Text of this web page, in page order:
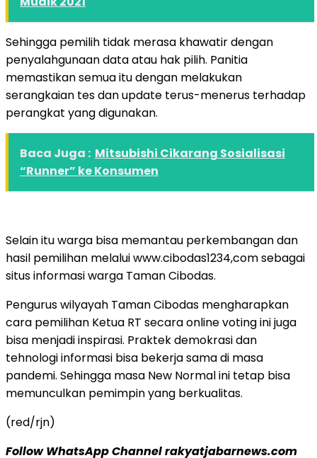
Sehingga pemilih tidak merasa khawatir dengan
penyalahgunaan data atau hak pilih. Panitia
memastikan semua itu dengan melakukan
serangkaian tes dan update terus-menerus terhadap
perangkat yang digunakan.
Baca Juga : Mitsubishi Cikarang Sosialisasi
“Runner” ke Konsumen
Selain itu warga bisa memantau perkembangan dan
hasil pemilihan melalui www.cibodas1234,com sebagai
situs informasi warga Taman Cibodas.
Pengurus wilyayah Taman Cibodas mengharapkan
cara pemilihan Ketua RT secara online voting ini juga
bisa menjadi inspirasi. Praktek demokrasi dan
tehnologi informasi bisa bekerja sama di masa
pandemi. Sehingga masa New Normal ini tetap bisa
memunculkan pemimpin yang berkualitas.
(red/rjn)
Follow WhatsApp Channel rakyatjabarnews.com